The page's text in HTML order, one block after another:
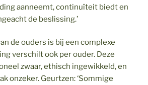
aanneemt, continuïteit biedt en
de beslissing.’
de ouders is bij een complexe
verschilt ook per ouder. Deze
zwaar, ethisch ingewikkeld, en
onzeker. Geurtzen: ‘Sommige